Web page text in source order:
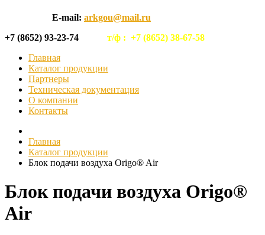
E-mail: arkgou@mail.ru
+7 (8652) 93-23-74 т/ф : +7 (8652) 38-67-58
Главная
Каталог продукции
Партнеры
Техническая документация
О компании
Контакты
Главная
Каталог продукции
Блок подачи воздуха Origo® Air
Блок подачи воздуха Origo®
Air